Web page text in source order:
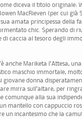
diceva il titolo originale:
MacRieven (per cui già
amata principessa della
chic. Sperando di
di caccia al tesoro degli
anche Mariketa l’Attesa,
maschio immortale,
giovane donna
mirra sull’altare, per
comunque alla sua
mantello con cappuccio
un incantesimo che la